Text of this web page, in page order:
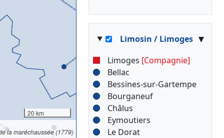
20 km
la maréchaussée (1779)
Limosin / Limoges ▾
Limoges [Compagnie]
Bellac
Bessines-sur-Gartempe
Bourganeuf
Châlus
Eymoutiers
Le Dorat